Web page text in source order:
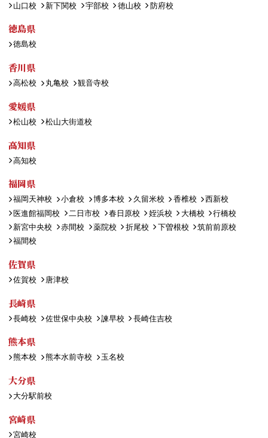
山口校 新下関校 宇部校 徳山校 防府校
徳島県
徳島校
香川県
高松校 丸亀校 観音寺校
愛媛県
松山校 松山大街道校
高知県
高知校
福岡県
福岡天神校 小倉校 博多本校 久留米校 香椎校
西新校
医進館福岡校
二日市校 春日原校 姪浜校 大橋校
行橋校
新宮中央校
赤間校 薬院校 折尾校 下曽根校
筑前前原校
福間校
佐賀県
佐賀校 唐津校
長崎県
長崎校 佐世保中央校 諫早校 長崎住吉校
熊本県
熊本校 熊本水前寺校 玉名校
大分県
大分駅前校
宮崎県
宮崎校